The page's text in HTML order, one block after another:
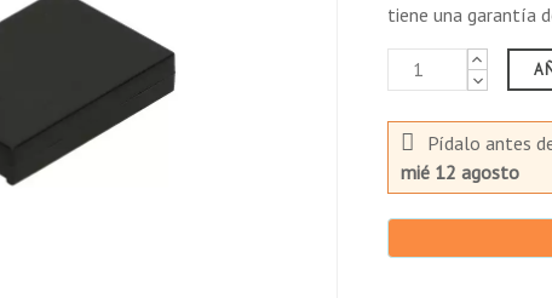
tiene una garantía
Pídalo antes
mié 12 agosto
similares Made in China